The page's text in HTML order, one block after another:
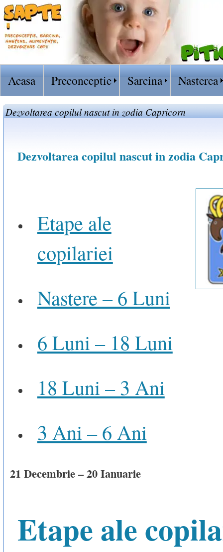
Acasa Preconceptie Sarcina Nasterea
Dezvoltarea copilul nascut in zodia Capricorn
Dezvoltarea copilul nascut in zodia
Etape ale
copilariei
Nastere – 6 Luni
6 Luni – 18 Luni
18 Luni – 3 Ani
3 Ani – 6 Ani
21 Decembrie – 20 Ianuarie
Etape ale